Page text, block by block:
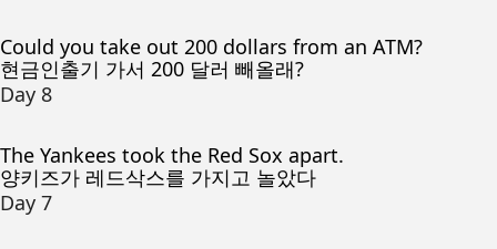
Could you take out 200 dollars from an ATM?
현금인출기 가서 200 달러 빼올래?
Day 8
The Yankees took the Red Sox apart.
양키즈가 레드삭스를 가지고 놀았다
Day 7